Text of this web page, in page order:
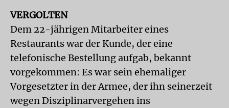
VERGOLTEN
Dem 22-jährigen Mitarbeiter eines
Restaurants war der Kunde, der eine
telefonische Bestellung aufgab, bekannt
vorgekommen: Es war sein ehemaliger
Vorgesetzter in der Armee, der ihn seinerzeit
wegen Disziplinarvergehen ins